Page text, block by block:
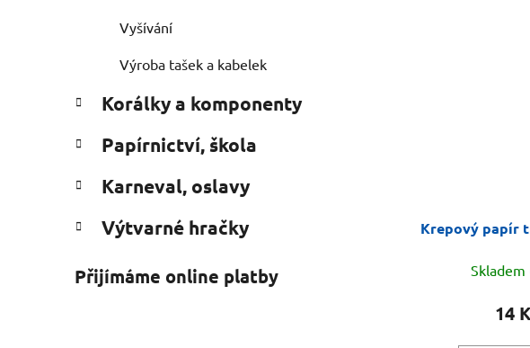
Vyšívání
Výroba tašek a kabelek
Korálky a komponenty
Papírnictví, škola
Karneval, oslavy
Výtvarné hračky
Přijímáme online platby
Krepový papír
Skladem
14